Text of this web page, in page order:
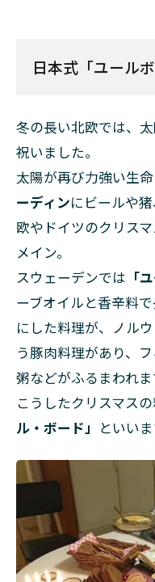
日本式「ユールボ
冬の長い北欧では、
祝いました。
太陽が再び力強い生
ーディンにビールや
欧やドイツのクリス
メイン。
スウェーデンでは 「
ーブオイルと香辛料
にした料理が、ノル
う豚肉料理があり、
粥などがふるまわれま
こうしたクリスマス
ル・ボード」 といいま